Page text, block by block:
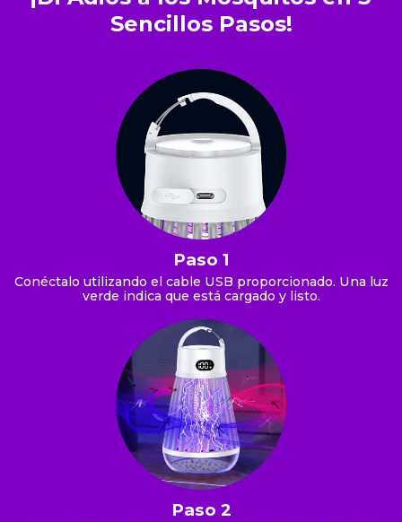
Sencillos Pasos!
Paso 1
Conéctalo utilizando el cable USB proporcionado. Una luz
verde indica que está cargado y listo.
Paso 2